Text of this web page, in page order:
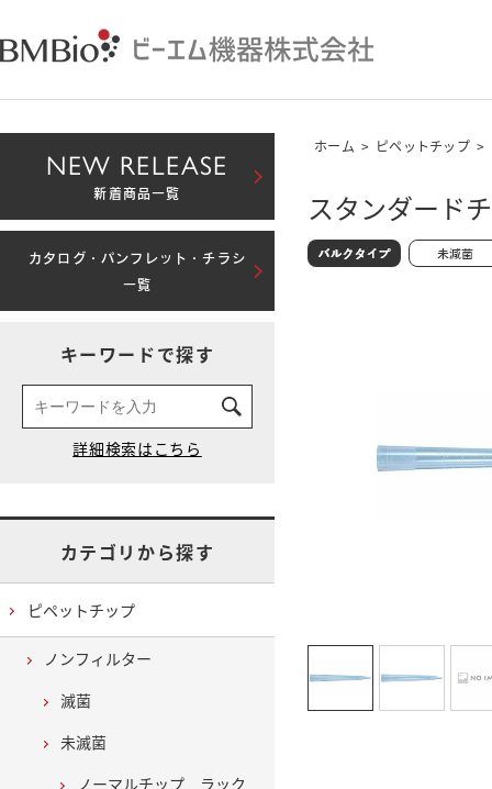
ホーム > ピペットチップ >
スタンダード
NEW RELEASE
新着商品一覧
カタログ・パンフレット・チラシ
一覧
キーワードで探す
カテゴリから探す
ピペットチップ
ノンフィルター
滅菌
未滅菌
ノーマルチップ ラック